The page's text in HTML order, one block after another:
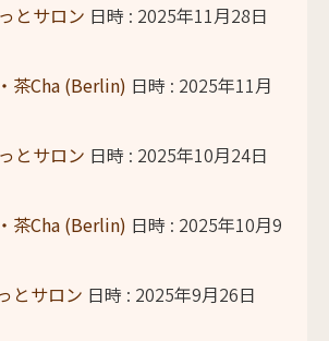
とサロン 日時 : 2025年11月28日
茶Cha (Berlin) 日時 : 2025年11月
とサロン 日時 : 2025年10月24日
茶Cha (Berlin) 日時 : 2025年10月9
とサロン 日時 : 2025年9月26日